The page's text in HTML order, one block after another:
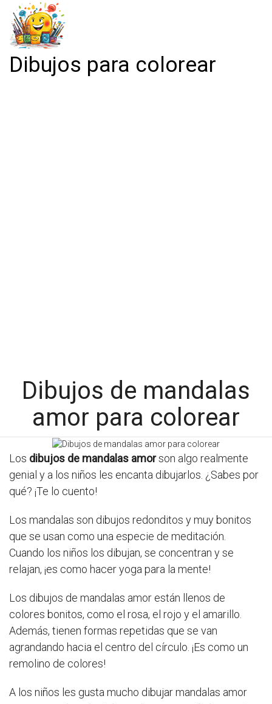
Dibujos para colorear
Dibujos de mandalas
amor para colorear
Los dibujos de mandalas amorson algo realmente
genial y a los niños les encanta dibujarlos. ¿Sabes por
qué? ¡Te lo cuento!
Los mandalas son dibujos redonditos y muy bonitos
que se usan como una especie de meditación.
Cuando los niños los dibujan, se concentran y se
relajan, ¡es como hacer yoga para la mente!
Los dibujos de mandalas amor están llenos de
colores bonitos, como el rosa, el rojo y el amarillo.
Además, tienen formas repetidas que se van
agrandando hacia el centro del círculo. ¡Es como un
remolino de colores!
A los niños les gusta mucho dibujar mandalas amor